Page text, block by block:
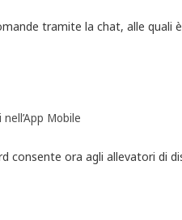
tramite la chat, alle
Mobile
consente ora agli allevatori di